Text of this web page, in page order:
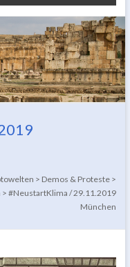
> Demos & Proteste >
>#NeustartKlima / 29.11.2019
München